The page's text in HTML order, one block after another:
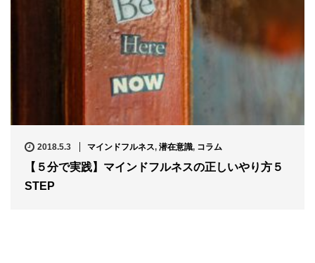
2018.5.3 マインドフルネス, 潜在意識, コラム
【５分で実践】マインドフルネスの正しいやり方５
STEP